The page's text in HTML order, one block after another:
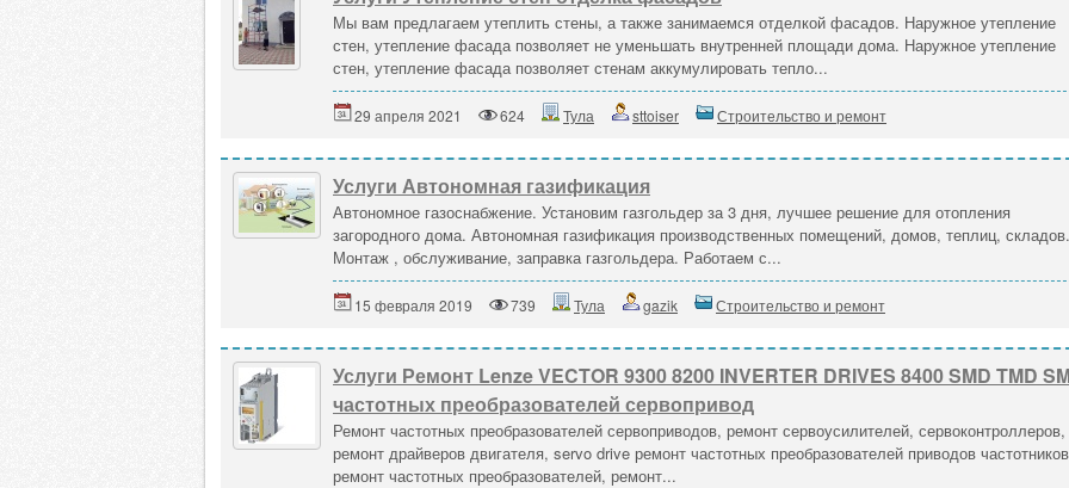
Мы вам предлагаем утеплить стены, а также занимаемся отделкой фасадов. Наружное утепление
стен, утепление фасада позволяет не уменьшать внутренней площади дома. Наружное утепление
стен, утепление фасада позволяет стенам аккумулировать тепло...
29 апреля 2021 624 Тула sttoiser Строительство и ремонт
Услуги Автономная газификация
Автономное газоснабжение. Установим газгольдер за 3 дня, лучшее решение для отопления
загородного дома. Автономная газификация производственных помещений, домов, теплиц, складов.
Монтаж , обслуживание, заправка газгольдера. Работаем с...
15 февраля 2019 739 Тула gazik Строительство и ремонт
Услуги Ремонт Lenze VECTOR 9300 8200 INVERTER DRIVES 8400 SMD TMD
частотных преобразователей сервопривод
Ремонт частотных преобразователей сервоприводов, ремонт сервоусилителей, сервоконтроллеров,
ремонт драйверов двигателя, servo drive ремонт частотных преобразователей приводов частотников
ремонт частотных преобразователей, ремонт...